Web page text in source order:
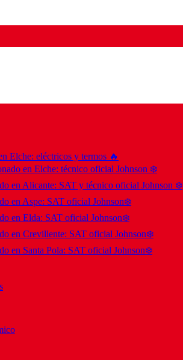
Elche: eléctricos y termos 🔥
en Elche: técnico oficial Johnson ❄️
en Alicante: SAT y técnico oficial Johnson ❄️
en Aspe: SAT oficial Johnson❄️
en Elda: SAT oficial Johnson❄️
en Crevillente: SAT oficial Johnson❄️
en Santa Pola: SAT oficial Johnson❄️